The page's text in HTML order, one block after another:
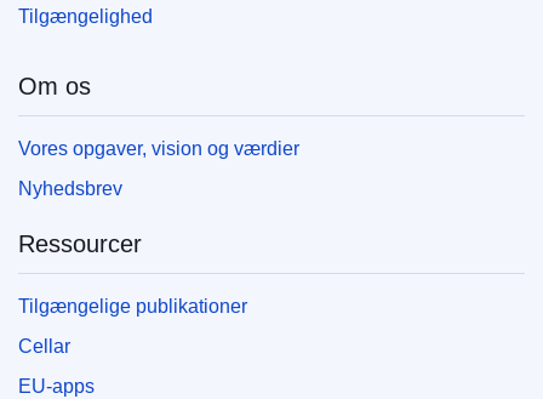
Tilgængelighed
Om os
Vores opgaver, vision og værdier
Nyhedsbrev
Ressourcer
Tilgængelige publikationer
Cellar
EU-apps